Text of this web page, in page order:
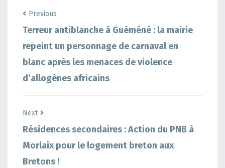
Previous
Terreur antiblanche à Guéméné : la mairie
repeint un personnage de carnaval en
blanc après les menaces de violence
d’allogènes africains
Next
Résidences secondaires : Action du PNB à
Morlaix pour le logement breton aux
Bretons !